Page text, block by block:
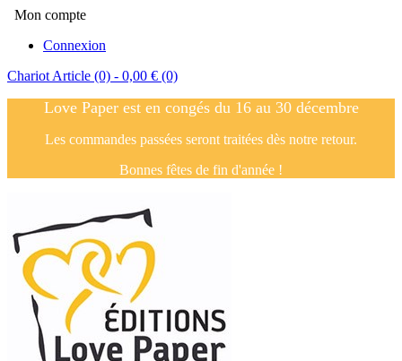
Mon compte
Connexion
Chariot Article (0) - 0,00 € (0)
Love Paper est en congés du 16 au 30 décembre
Les commandes passées seront traitées dès notre retour.
Bonnes fêtes de fin d'année !